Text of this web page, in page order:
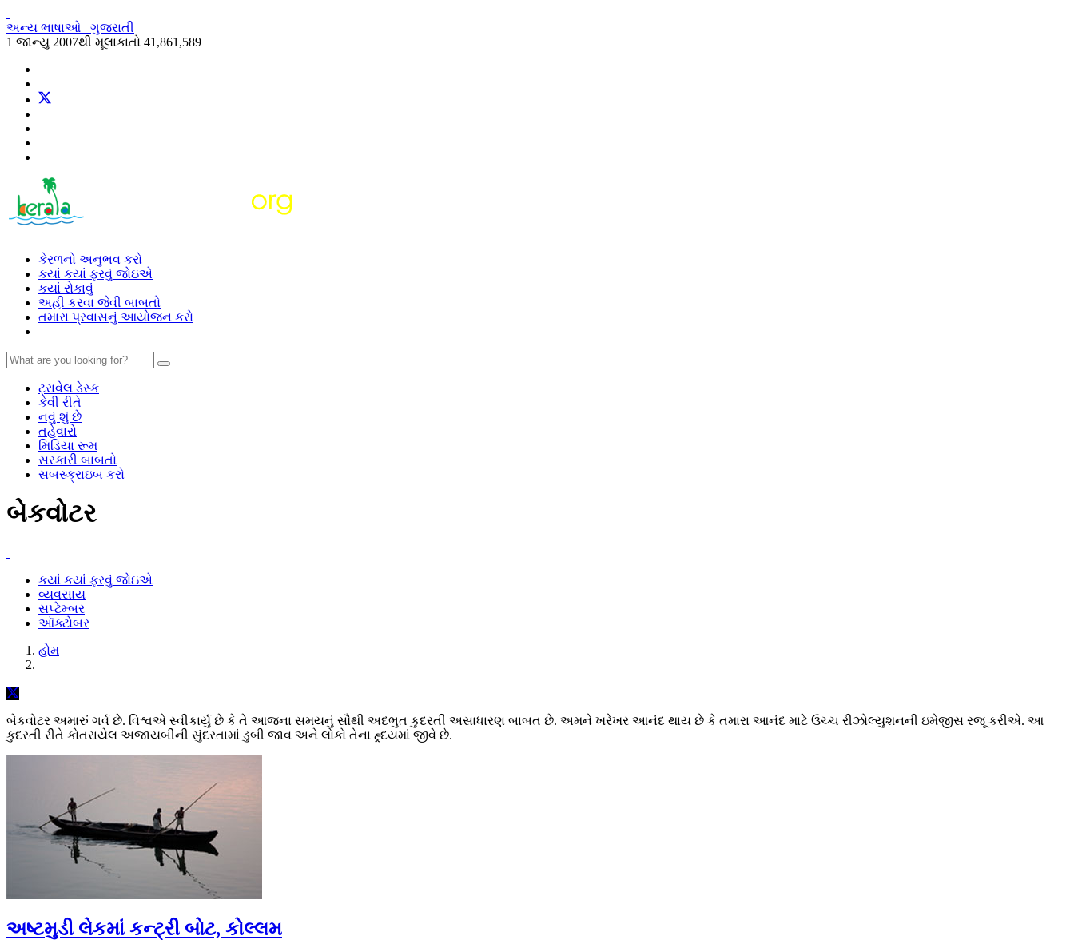
અન્ય ભાષાઓ
ગુજરાતી
1 જાન્યુ 2007થી મૂલાકાતો 41,861,589
કેરળનો અનુભવ કરો
કયાં કયાં ફરવું જોઇએ
કયાં રોકાવું
અહીં કરવા જેવી બાબતો
તમારા પ્રવાસનું આયોજન કરો
ટ્રાવેલ ડેસ્ક
કેવી રીતે
નવું શું છે
તહેવારો
મિડિયા રૂમ
સરકારી બાબતો
સબસ્ક્રાઇબ કરો
બેકવોટર
કયાં કયાં ફરવું જોઇએ
વ્યવસાય
સપ્ટેમ્બર
ઑક્ટોબર
હોમ
બેકવોટર અમારું ગર્વ છે. વિશ્વએ સ્વીકાર્યું છે કે તે આજના સમયનું સૌથી અદભુત કુદરતી અસાધારણ બાબત છે. અમને ખરેખર આનંદ થાય છે કે તમારા આનંદ માટે ઉચ્ચ રીઝોલ્યુશનની ઇમેજીસ રજૂ કરીએ. આ
કુદરતી રીતે કોતરાયેલ અજાયબીની સુંદરતામાં ડુબી જાવ અને લોકો તેના હ્ર્દયમાં જીવે છે.
અષ્ટમુડી લેકમાં કન્ટ્રી બોટ, કોલ્લમ